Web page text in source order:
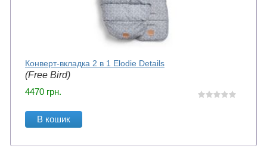
Конверт-вкладка 2 в 1 Elodie Details
(Free Bird)
4470 грн.
В кошик